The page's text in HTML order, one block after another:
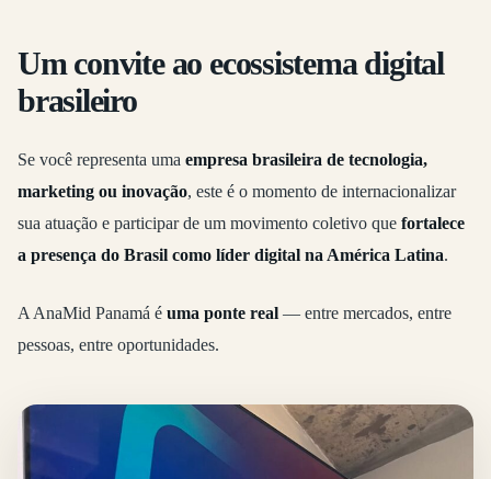
Um convite ao ecossistema digital
brasileiro
Se você representa uma empresa brasileira de tecnologia,
marketing ou inovação, este é o momento de internacionalizar
sua atuação e participar de um movimento coletivo que fortalece
a presença do Brasil como líder digital na América Latina.
A AnaMid Panamá é uma ponte real — entre mercados, entre
pessoas, entre oportunidades.